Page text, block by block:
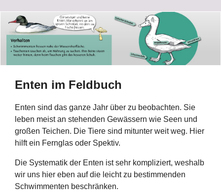
Enten im Feldbuch
Enten sind das ganze Jahr über zu beobachten. Sie
leben meist an stehenden Gewässern wie Seen und
großen Teichen. Die Tiere sind mitunter weit weg. Hier
hilft ein Fernglas oder Spektiv.
Die Systematik der Enten ist sehr kompliziert, weshalb
wir uns hier eben auf die leicht zu bestimmenden
Schwimmenten beschränken.